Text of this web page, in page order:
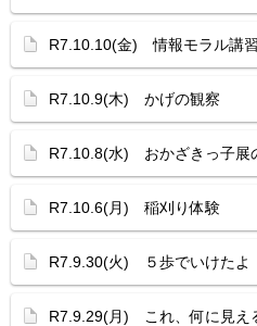
R7.10.10(金) 情報モラル講
R7.10.9(木) かげの観察
R7.10.8(水) おかざきっ子展
R7.10.6(月) 稲刈り体験
R7.9.30(火) ５歩でいけたよ
R7.9.29(月) これ、何に見え